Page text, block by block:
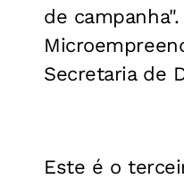
de
Secretaria de
Este é o